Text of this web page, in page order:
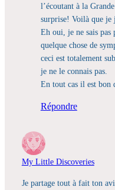
l’écoutant à la
surprise! Voilà que je
Eh oui, je ne sais pas
quelque chose de
ceci est totalement
je ne le connais pas.
En tout cas il est bon
Répondre
My Little Discoveries
Je partage tout à fait ton